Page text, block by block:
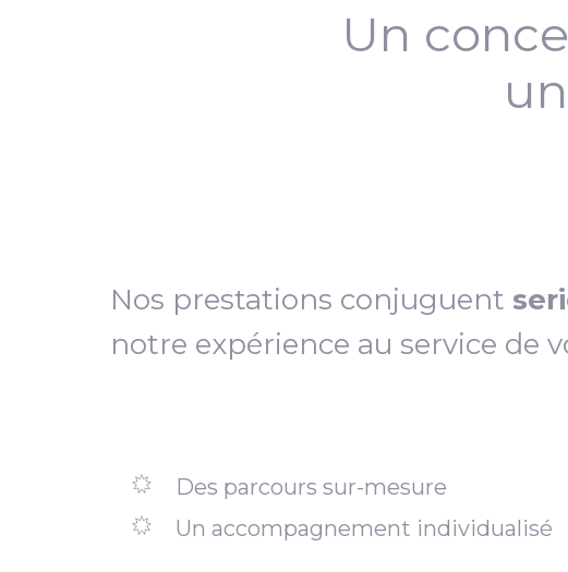
Un
Nos prestations conjuguent
notre expérience au service de
Des parcours sur-mesure
Un accompagnement individualisé